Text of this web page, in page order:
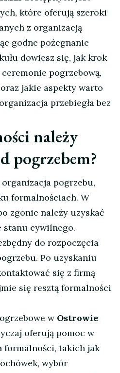
które oferują szeroki
z organizacją
godne pożegnanie
dowiesz się, jak krok
pogrzebową,
jakie aspekty warto
przebiegła bez
należy
pogrzebem?
pogrzebu,
formalnościach. W
zgonie należy uzyskać
stanu cywilnego.
do rozpoczęcia
Po uzyskaniu
się z firmą
się resztą formalności
w Ostrowie
oferują pomoc w
formalności, takich jak
wybór